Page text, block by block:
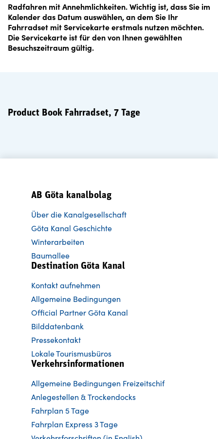
Radfahren mit Annehmlichkeiten. Wichtig ist, dass Sie im
Kalender das Datum auswählen, an dem Sie Ihr
Fahrradset mit Servicekarte erstmals nutzen möchten.
Die Servicekarte ist für den von Ihnen gewählten
Besuchszeitraum gültig.
Product Book Fahrradset, 7 Tage
AB Göta kanalbolag
Über die Kanalgesellschaft
Göta Kanal Geschichte
Winterarbeiten
Baumallee
Destination Göta Kanal
Kontakt aufnehmen
Allgemeine Bedingungen
Official Partner Göta Kanal
Bilddatenbank
Pressekontakt
Lokale Tourismusbüros
Verkehrsinformationen
Allgemeine Bedingungen Freizeitschif
Anlegestellen & Trockendocks
Fahrplan 5 Tage
Fahrplan Express 3 Tage